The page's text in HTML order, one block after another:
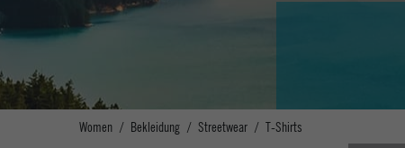
Women Bekleidung Streetwear T-Shirts